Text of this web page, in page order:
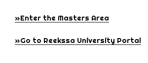
»Enter the Masters Area
»Go to Reekssa University Portal